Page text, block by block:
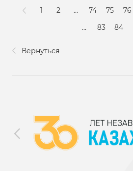
Вернуться
1 2 ... 74 75 76
...
83 84